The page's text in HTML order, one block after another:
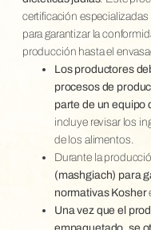
certificación
para garantizar la
producción hasta el
Los productores
procesos de
parte de un equipo
incluye revisar los
de los alimentos.
Durante la
(mashgiach) para
normativas Kosher
Una vez que el